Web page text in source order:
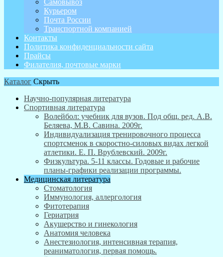
Курьером
Почта России
Транспортной компанией
Контакты
Политика конфиденциальности сайта
Прайсы
Филателия, почтовые марки
Каталог Скрыть
Научно-популярная литература
Спортивная литература
Волейбол: учебник для вузов. Под общ. ред. А.В.
Беляева, М.В. Савина. 2009г.
Индивидуализация тренировочного процесса
спортсменок в скоростно-силовых видах легкой
атлетики. Е. П. Врублевский. 2009г.
Физкультура. 5-11 классы. Годовые и рабочие
планы-графики реализации программы.
Медицинская литература
Стоматология
Иммунология, аллергология
Фитотерапия
Гериатрия
Акушерство и гинекология
Анатомия человека
Анестезиология, интенсивная терапия,
реаниматология, первая помощь.